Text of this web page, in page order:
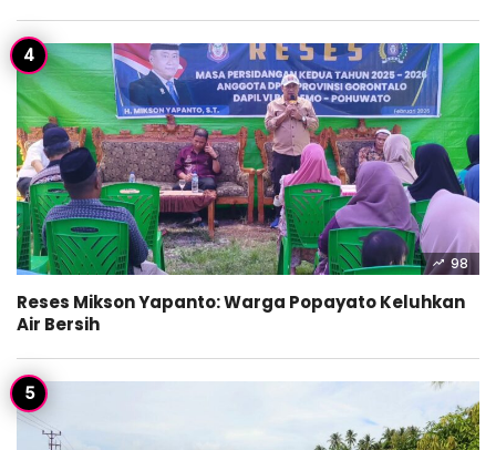
98
Reses Mikson Yapanto: Warga Popayato Keluhkan
Air Bersih